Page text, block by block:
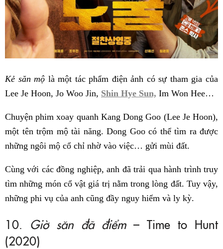
Kẻ săn mộ là một tác phẩm điện ảnh có sự tham gia của
Lee Je Hoon, Jo Woo Jin, Shin Hye Sun, Im Won Hee…
Chuyện phim xoay quanh Kang Dong Goo (Lee Je Hoon),
một tên trộm mộ tài năng. Dong Goo có thể tìm ra được
những ngôi mộ cổ chỉ nhờ vào việc… gửi mùi đất.
Cùng với các đồng nghiệp, anh đã trải qua hành trình truy
tìm những món cổ vật giá trị nằm trong lòng đất. Tuy vậy,
những phi vụ của anh cũng đầy nguy hiểm và ly kỳ.
10. Giờ săn đã điểm– Time to Hunt
(2020)